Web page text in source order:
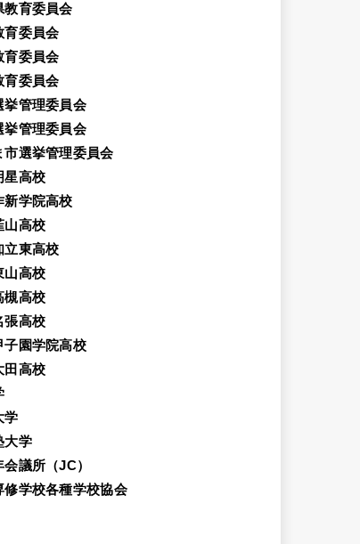
教育委員会
育委員会
育委員会
育委員会
挙管理委員会
挙管理委員会
市選挙管理委員会
星高校
新学院高校
山高校
立東高校
山高校
槻高校
張高校
子園学院高校
田高校
学
大学
会議所（JC）
修学校各種学校協会